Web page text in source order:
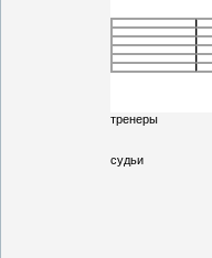
тренеры
судьи